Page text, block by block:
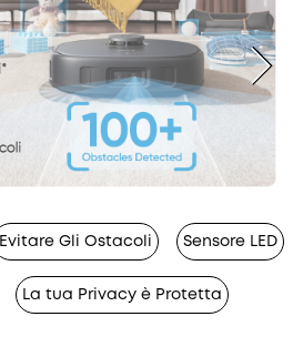
Evitare Gli Ostacoli Sensore LED
La tua Privacy è Protetta